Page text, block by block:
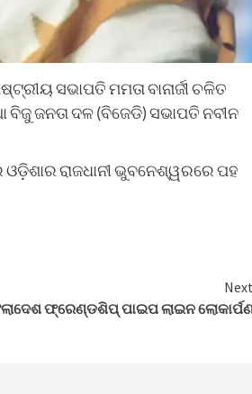
ସଭାପତି ମମତା ବାନାର୍ଜୀ ଚଳିତ
ଜନତା ଦଳ (ବିଜେଡି) ସଭାପତି ନବୀନ
ରାଜଧାନୀ ଭୁବନେଶ୍ୱରରେ ପହ
ଫ୍ରେଣ୍ଡଶିପ୍‌ ପାଇପ ଲାଇନ